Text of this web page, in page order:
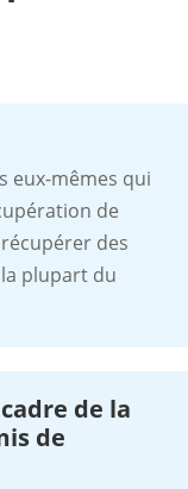
eux-mêmes qui
de
des
plupart du
de la
de